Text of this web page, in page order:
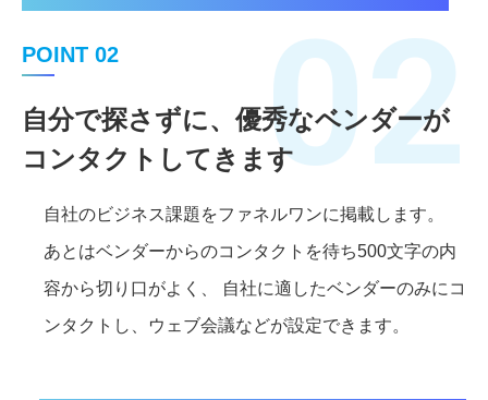
POINT 02
自分で探さずに、優秀なベンダーが
コンタクトしてきます02
自社のビジネス課題をファネルワンに掲載します。
あとはベンダーからのコンタクトを待ち500文字の内
容から切り口がよく、 自社に適したベンダーのみにコ
ンタクトし、ウェブ会議などが設定できます。